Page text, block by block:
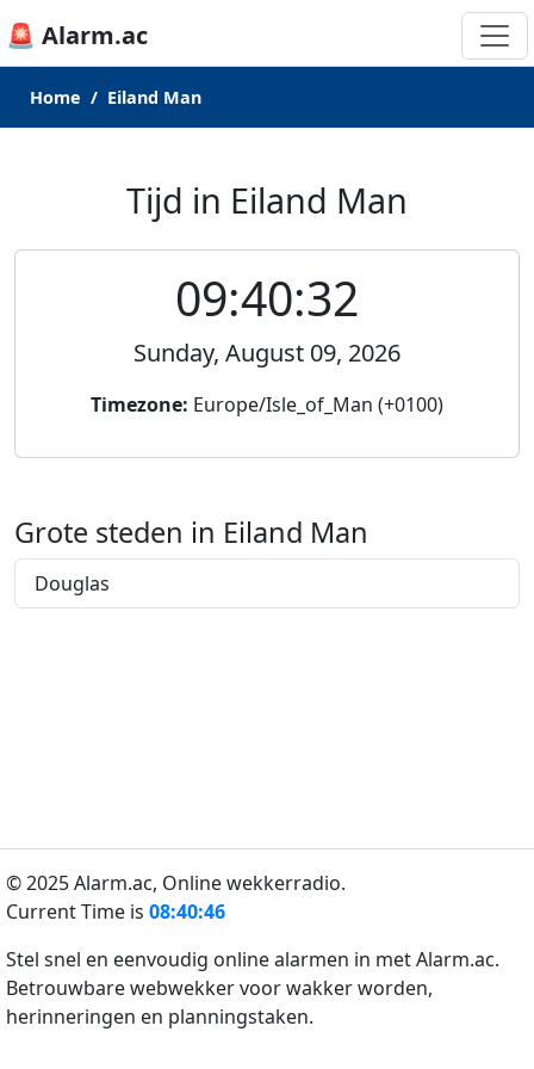
🚨 Alarm.ac
Home Eiland Man
Tijd in Eiland Man
09:40:32
Sunday, August 09, 2026
Timezone: Europe/Isle_of_Man (+0100)
Grote steden in Eiland Man
Douglas
© 2025 Alarm.ac, Online wekkerradio.
Current Time is 08:40:46
Stel snel en eenvoudig online alarmen in met Alarm.ac.
Betrouwbare webwekker voor wakker worden,
herinneringen en planningstaken.